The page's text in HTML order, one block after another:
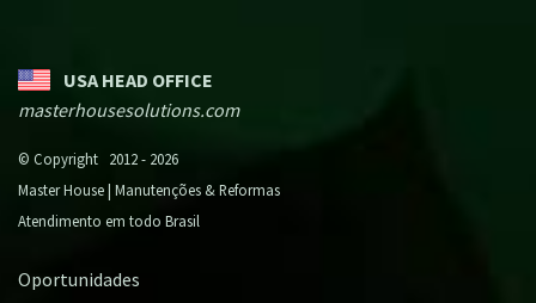
USA HEAD OFFICE
masterhousesolutions.com
© Copyright 2012 - 2026
Master House | Manutenções & Reformas
Atendimento em todo Brasil
Oportunidades